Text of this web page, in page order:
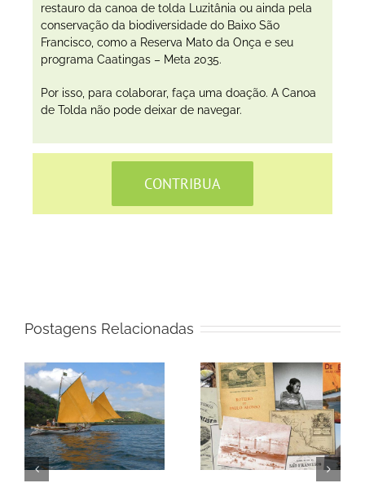
restauro da canoa de tolda Luzitânia ou ainda pela
conservação da biodiversidade do Baixo São
Francisco, como a Reserva Mato da Onça e seu
programa Caatingas – Meta 2035.
Por isso, para colaborar, faça uma doação. A Canoa
de Tolda não pode deixar de navegar.
CONTRIBUA
Postagens Relacionadas